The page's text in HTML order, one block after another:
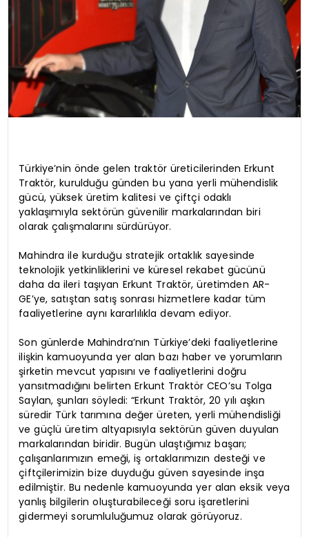
Türkiye’nin önde gelen traktör üreticilerinden Erkunt
Traktör, kurulduğu günden bu yana yerli mühendislik
gücü, yüksek üretim kalitesi ve çiftçi odaklı
yaklaşımıyla sektörün güvenilir markalarından biri
olarak çalışmalarını sürdürüyor.
Mahindra ile kurduğu stratejik ortaklık sayesinde
teknolojik yetkinliklerini ve küresel rekabet gücünü
daha da ileri taşıyan Erkunt Traktör, üretimden AR-
GE’ye, satıştan satış sonrası hizmetlere kadar tüm
faaliyetlerine aynı kararlılıkla devam ediyor.
Son günlerde Mahindra’nın Türkiye’deki faaliyetlerine
ilişkin kamuoyunda yer alan bazı haber ve yorumların
şirketin mevcut yapısını ve faaliyetlerini doğru
yansıtmadığını belirten Erkunt Traktör CEO’su Tolga
Saylan, şunları söyledi: “Erkunt Traktör, 20 yılı aşkın
süredir Türk tarımına değer üreten, yerli mühendisliği
ve güçlü üretim altyapısıyla sektörün güven duyulan
markalarından biridir. Bugün ulaştığımız başarı;
çalışanlarımızın emeği, iş ortaklarımızın desteği ve
çiftçilerimizin bize duyduğu güven sayesinde inşa
edilmiştir. Bu nedenle kamuoyunda yer alan eksik veya
yanlış bilgilerin oluşturabileceği soru işaretlerini
gidermeyi sorumluluğumuz olarak görüyoruz.